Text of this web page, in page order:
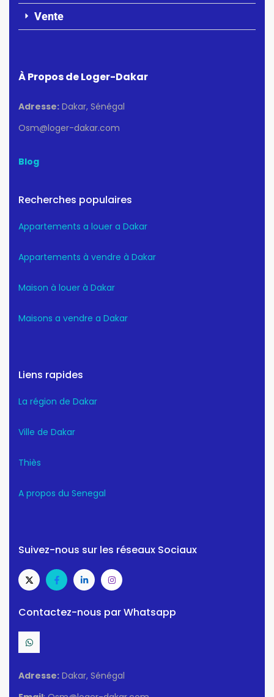
Vente
À Propos de Loger-Dakar
Adresse: Dakar, Sénégal
Osm@loger-dakar.com
Blog
Recherches populaires
Appartements a louer a Dakar
Appartements à vendre à Dakar
Maison à louer à Dakar
Maisons a vendre a Dakar
Liens rapides
La région de Dakar
Ville de Dakar
Thiès
A propos du Senegal
Suivez-nous sur les réseaux Sociaux
Contactez-nous par Whatsapp
Adresse: Dakar, Sénégal